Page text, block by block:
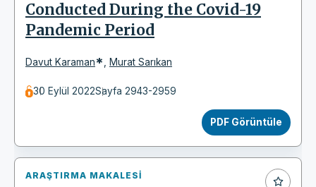
Conducted During the Covid-19
Pandemic Period
Davut Karaman* Murat Sarıkan
30 Eylül 2022Sayfa 2943-2959
PDF Görüntüle
ARAŞTIRMA MAKALESI